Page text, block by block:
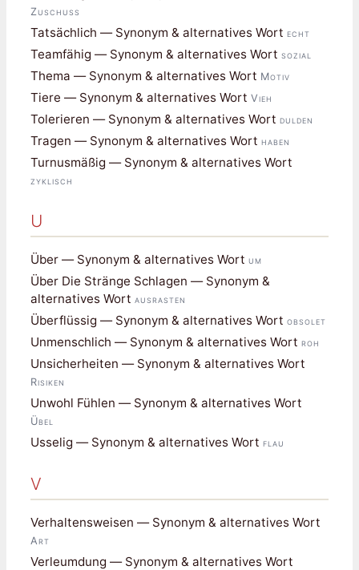
Zuschuss
Tatsächlich — Synonym & alternatives Wort echt
Teamfähig — Synonym & alternatives Wort sozial
Thema — Synonym & alternatives Wort Motiv
Tiere — Synonym & alternatives Wort Vieh
Tolerieren — Synonym & alternatives Wort dulden
Tragen — Synonym & alternatives Wort haben
Turnusmäßig — Synonym & alternatives Wort
zyklisch
U
Über — Synonym & alternatives Wort um
Über Die Stränge Schlagen — Synonym &
alternatives Wort ausrasten
Überflüssig — Synonym & alternatives Wort obsolet
Unmenschlich — Synonym & alternatives Wort roh
Unsicherheiten — Synonym & alternatives Wort
Risiken
Unwohl Fühlen — Synonym & alternatives Wort
Übel
Usselig — Synonym & alternatives Wort flau
V
Verhaltensweisen — Synonym & alternatives Wort
Art
Verleumdung — Synonym & alternatives Wort